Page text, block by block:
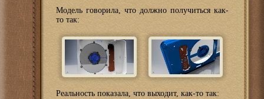
Модель говорила, что должно получиться как-
то так:
Реальность показала, что выходит, как-то так: